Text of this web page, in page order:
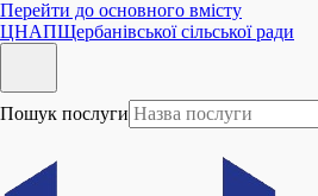
Перейти до основного вмісту
ЦНАПЩербанівської сільської ради
Пошук послуги